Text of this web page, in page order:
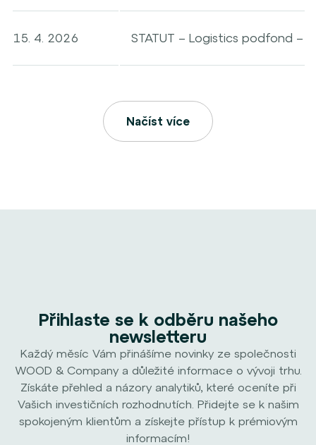
15. 4. 2026 STATUT – Logistics podfond –
Načíst více
Přihlaste se k odběru našeho
newsletteru
Každý měsíc Vám přinášíme novinky ze společnosti
WOOD & Company a důležité informace o vývoji trhu.
Získáte přehled a názory analytiků, které oceníte při
Vašich investičních rozhodnutích. Přidejte se k našim
spokojeným klientům a získejte přístup k prémiovým
informacím!